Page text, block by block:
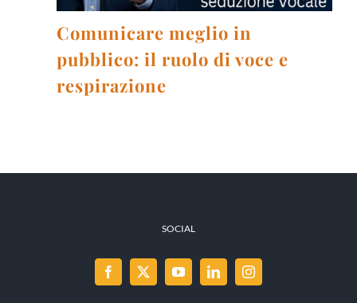
Comunicare meglio in
pubblico: il ruolo di voce e
respirazione
SOCIAL